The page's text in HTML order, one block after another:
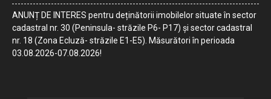
ANUNȚ DE INTERES pentru deținătorii imobilelor situate în sector
cadastral nr. 30 (Peninsula- străzile P6- P17) și sector cadastral
nr. 18 (Zona Ecluză- străzile E1-E5). Măsurători în perioada
03.08.2026-07.08.2026!